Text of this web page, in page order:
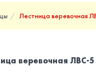
Лестница веревочная
веревочная ЛВС-5